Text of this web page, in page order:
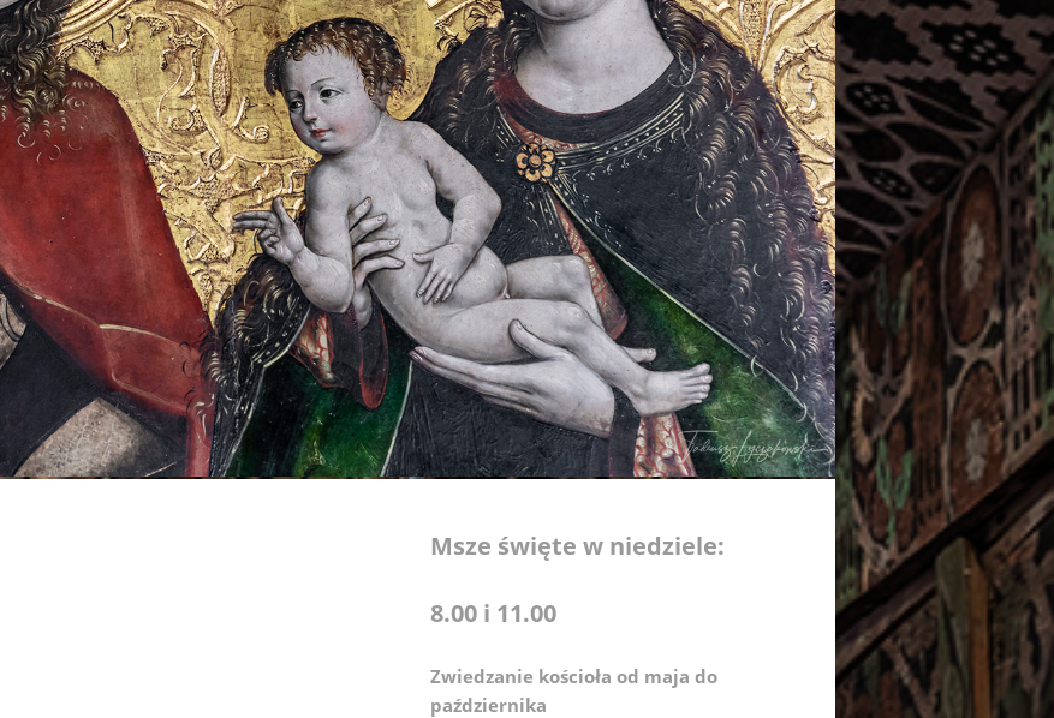
Msze święte w niedziele:
8.00 i 11.00
Zwiedzanie kościoła od maja do
października